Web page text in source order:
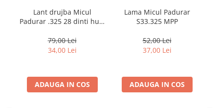
Seminee electrice
Convectoare si aeroterme electrice
Lant drujba Micul
Padurar .325 28 dinti hus.
79,00 Lei
34,00 Lei
ADAUGA IN COS
Lama Micul Padurar
S33.325 MPP
52,00 Lei
37,00 Lei
ADAUGA IN COS